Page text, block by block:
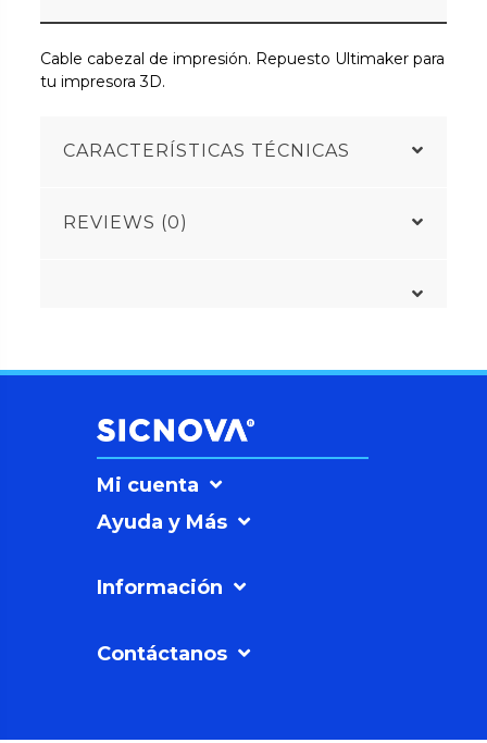
Cable cabezal de impresión. Repuesto Ultimaker para
tu impresora 3D.
CARACTERÍSTICAS TÉCNICAS
REVIEWS (0)
Mi cuenta
Ayuda y Más
Información
Contáctanos